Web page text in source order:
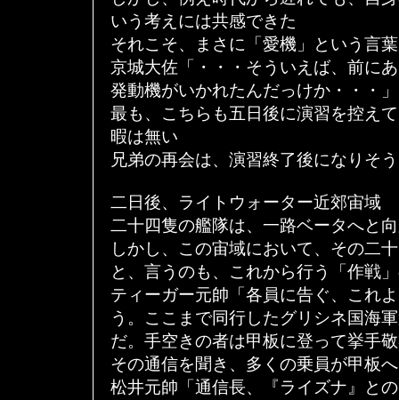
いう考えには共感できた
それこそ、まさに「愛機」という言
京城大佐「・・・そういえば、前に
発動機がいかれたんだっけか・・・」
最も、こちらも五日後に演習を控え
暇は無い
兄弟の再会は、演習終了後になりそ
二日後、ライトウォーター近郊宙域
二十四隻の艦隊は、一路ベータへと
しかし、この宙域において、その二
と、言うのも、これから行う「作戦
ティーガー元帥「各員に告ぐ、これ
う。ここまで同行したグリシネ国海
だ。手空きの者は甲板に登って挙手
その通信を聞き、多くの乗員が甲板
松井元帥「通信長、『ライズナ』と